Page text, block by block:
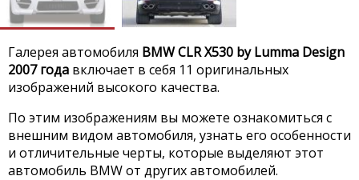
Галерея автомобиля BMW CLR X530 by Lumma Design
2007 года включает в себя 11 оригинальных
изображений высокого качества.
По этим изображениям вы можете ознакомиться с
внешним видом автомобиля, узнать его особенности
и отличительные черты, которые выделяют этот
автомобиль BMW от других автомобилей.